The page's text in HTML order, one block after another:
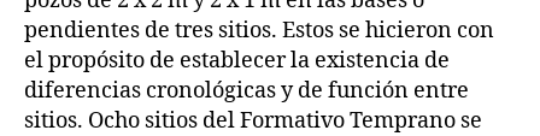
pendientes de tres sitios. Estos se hicieron con
el propósito de establecer la existencia de
diferencias cronológicas y de función entre
sitios. Ocho sitios del Formativo Temprano se